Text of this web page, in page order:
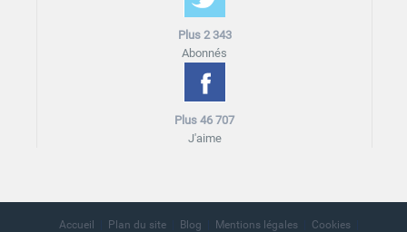
Plus 2 343
Abonnés
Plus 46 707
J'aime
Accueil Plan du site Blog Mentions légales
Cookies